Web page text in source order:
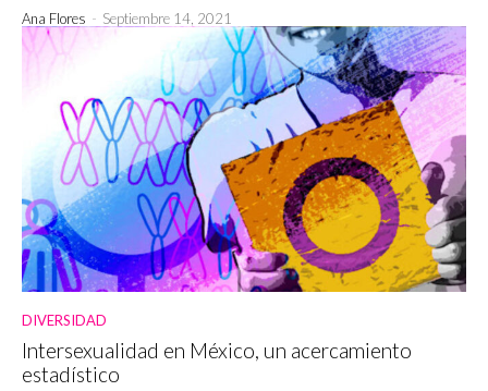
Ana Flores - Septiembre 14, 2021
DIVERSIDAD
Intersexualidad en México, un acercamiento
estadístico